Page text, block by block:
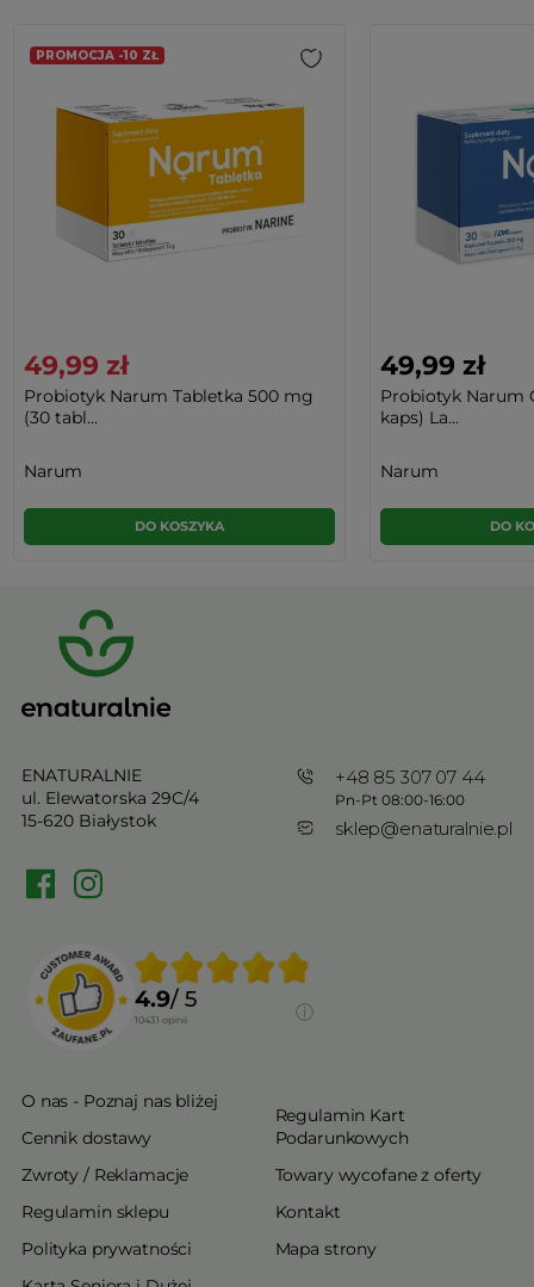
PROMOCJA -10 ZŁ
49,99 zł
Probiotyk Narum Tabletka 500 mg
(30 tabl...
Narum
DO KOSZYKA
49,99 zł
Probiotyk Narum
kaps) La...
Narum
DO
ENATURALNIE
ul. Elewatorska 29C/4
15-620 Białystok
+48 85 307 07 44
Pn-Pt 08:00-16:00
sklep@enaturalnie.pl
4.9/ 5
10431 opinii
O nas - Poznaj nas bliżej
Cennik dostawy
Zwroty / Reklamacje
Regulamin sklepu
Polityka prywatności
Regulamin Kart
Podarunkowych
Towary wycofane z oferty
Kontakt
Mapa strony